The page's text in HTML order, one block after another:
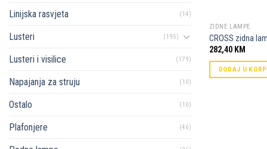
Linijska rasvjeta (14)
Lusteri (195)
Lusteri i visilice (179)
Napajanja za struju (10)
Ostalo (10)
Plafonjere (46)
ZIDNE LAMPE
CROSS zidna
282,40 KM
DODAJ U